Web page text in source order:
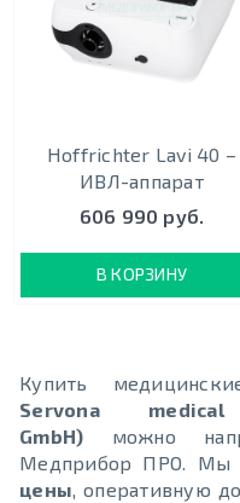
Hoffrichter Lavi 40 –
ИВЛ-аппарат
606 990 руб.
В КОРЗИНУ
Купить
Servona
GmbH) можно
Медприбор ПРО. Мы
цены, оперативную